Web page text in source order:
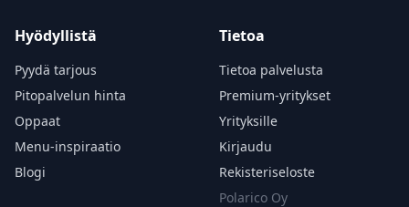
Hyödyllistä
Pyydä tarjous
Pitopalvelun hinta
Oppaat
Menu-inspiraatio
Blogi
Tietoa
Tietoa palvelusta
Premium-yritykset
Yrityksille
Kirjaudu
Rekisteriseloste
Polarico Oy